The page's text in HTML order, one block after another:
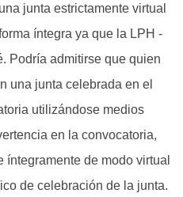
junta estrictamente virtual
íntegra ya que la LPH -
Podría admitirse que quien
una junta celebrada en el
utilizándose medios
en la convocatoria,
íntegramente de modo virtual
de celebración de la junta.